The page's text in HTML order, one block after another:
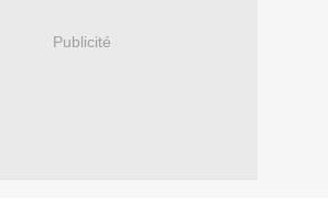
Publicité